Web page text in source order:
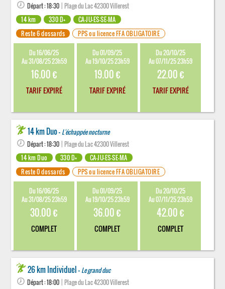
Départ : 18:30 | Plage du Lac 42300 Villerest
14 km
330 D+
CA-JU-ES-SE-MA
Reste 6 dossards
PPS ou licence FFA OBLIGATOIRE
Du 16/06/25
Au 31/08/25 23h59
16.00 €
TARIF EXPIRÉ
Du 01/09/25
Au 19/10/25 23h59
19.00 €
TARIF EXPIRÉ
Du 20/10/25
Au 07/11/25 23h59
22.00 €
TARIF EXPIRÉ
14 km Duo - L'échappée nocturne
Départ : 18:30 | Plage du Lac 42300 Villerest
14 km Duo
330 D+
CA-JU-ES-SE-MA
Reste 0 dossards
PPS ou licence FFA OBLIGATOIRE
Du 16/06/25
Au 31/08/25 23h59
30.00 €
COMPLET
Du 01/09/25
Au 19/10/25 23h59
36.00 €
COMPLET
Du 20/10/25
Au 07/11/25 23h59
42.00 €
COMPLET
26 km Individuel - Le grand duc
Départ : 18:00 | Plage du Lac 42300 Villerest